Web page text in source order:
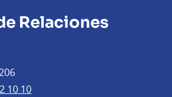
Relaciones
10 10